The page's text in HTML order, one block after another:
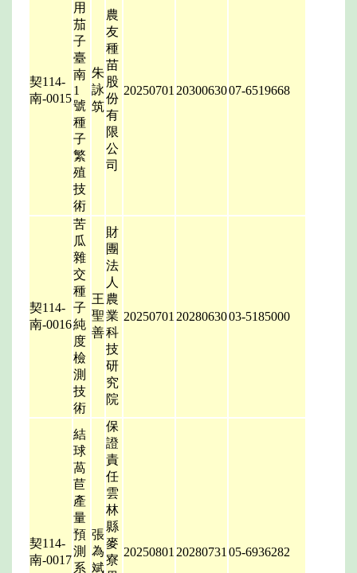
契114-
南-0015
用
茄
子
臺
南
1
號
種
子
繁
殖
技
術
朱
詠
筑
農
友
種
苗
股
份
有
限
公
司
20250701 2030063007-6519668
契114-
南-0016
苦
瓜
雜
交
種
子
純
度
檢
測
技
術
王
聖
善
財
團
法
人
農
業
科
技
研
究
院
20250701 2028063003-5185000
契114-
南-0017
結
球
萵
苣
產
量
預
測
系
張
為
斌
保
證
責
任
雲
林
縣
麥
寮
20250801 20280731 05-6936282